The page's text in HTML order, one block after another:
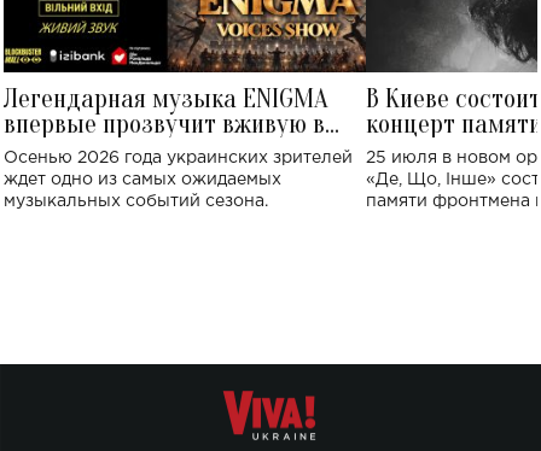
Легендарная музыка ENIGMA
впервые прозвучит вживую в
Украине: где состоится концерт
Осенью 2026 года украинских зрителей
ждет одно из самых ожидаемых
музыкальных событий сезона.
В Киеве
концерт
Клименко:
исполнят песни
25 июля в новом
«Де, Що, Інше»
памяти фронтмена